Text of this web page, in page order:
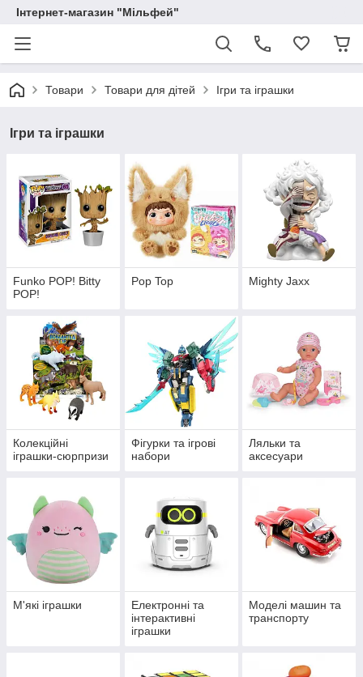
Інтернет-магазин "Мільфей"
Товари Товари для дітей Ігри та іграшки
Ігри та іграшки
Funko POP! Bitty
POP!
Pop Top Mighty Jaxx
Колекційні
іграшки-сюрпризи
Фігурки та ігрові
набори
Ляльки та
аксесуари
М'які іграшки
Електронні та
інтерактивні
іграшки
Моделі машин та
транспорту